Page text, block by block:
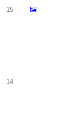
15
14